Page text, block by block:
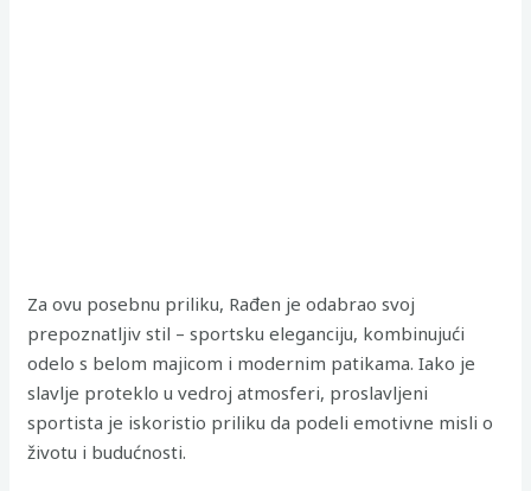
Za ovu posebnu priliku, Rađen je odabrao svoj
prepoznatljiv stil – sportsku eleganciju, kombinujući
odelo s belom majicom i modernim patikama. Iako je
slavlje proteklo u vedroj atmosferi, proslavljeni
sportista je iskoristio priliku da podeli emotivne misli o
životu i budućnosti.